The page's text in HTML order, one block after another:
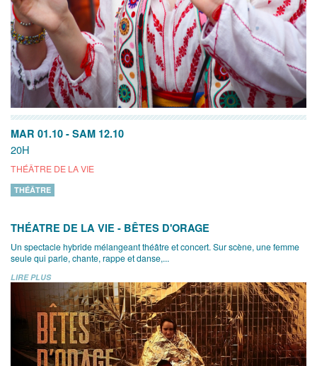
MAR 01.10 - SAM 12.10
20H
THÉÂTRE DE LA VIE
THÉÂTRE
THÉATRE DE LA VIE - BÊTES D'ORAGE
Un spectacle hybride mélangeant théâtre et concert. Sur scène, une femme
seule qui parle, chante, rappe et danse,...
LIRE PLUS